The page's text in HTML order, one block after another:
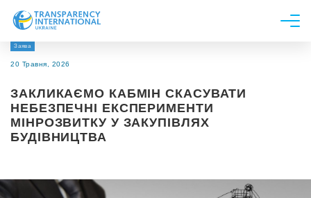
Про нас
Дослідження
Напрями роботи
Заява
20 Травня, 2026
ЗАКЛИКАЄМО КАБМІН СКАСУВАТИ
НЕБЕЗПЕЧНІ ЕКСПЕРИМЕНТИ
МІНРОЗВИТКУ У ЗАКУПІВЛЯХ
БУДІВНИЦТВА